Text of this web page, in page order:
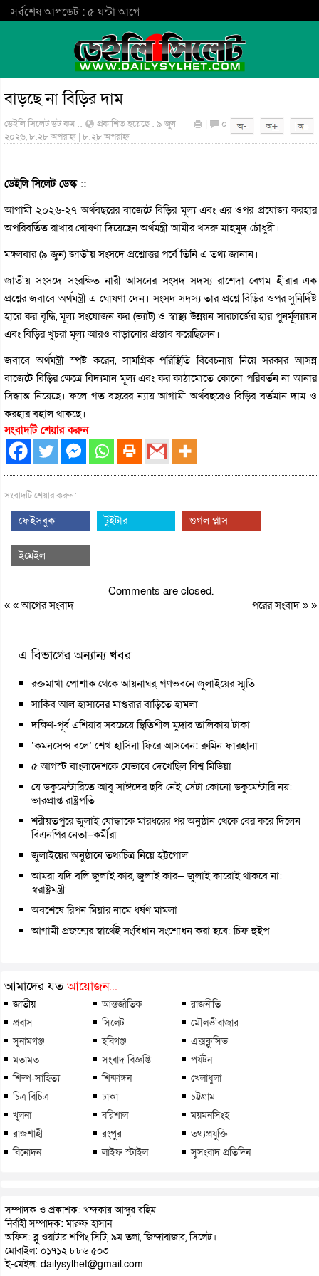
সর্বশেষ আপডেট : ৫ ঘন্টা আগে
বাড়ছে না বিড়ির দাম
ডেইলি সিলেট ডট কম ::
প্রকাশিত হয়েছে : ৯ জুন
২০২৬, ৮:২৮ অপরাহ্ন | ৮:২৮ অপরাহ্ন
| ০
ডেইলি সিলেট ডেস্ক ::
আগামী ২০২৬-২৭ অর্থবছরের বাজেটে বিড়ির মূল্য এবং এর ওপর প্রযোজ্য করহার
অপরিবর্তিত রাখার ঘোষণা দিয়েছেন অর্থমন্ত্রী আমীর খসরু মাহমুদ চৌধুরী।
মঙ্গলবার (৯ জুন) জাতীয় সংসদে প্রশ্নোত্তর পর্বে তিনি এ তথ্য জানান।
জাতীয় সংসদে সংরক্ষিত নারী আসনের সংসদ সদস্য রাশেদা বেগম হীরার এক
প্রশ্নের জবাবে অর্থমন্ত্রী এ ঘোষণা দেন। সংসদ সদস্য তার প্রশ্নে বিড়ির ওপর সুনির্দিষ্ট
হারে কর বৃদ্ধি, মূল্য সংযোজন কর (ভ্যাট) ও স্বাস্থ্য উন্নয়ন সারচার্জের হার পুনর্মূল্যায়ন
এবং বিড়ির খুচরা মূল্য আরও বাড়ানোর প্রস্তাব করেছিলেন।
জবাবে অর্থমন্ত্রী স্পষ্ট করেন, সামগ্রিক পরিস্থিতি বিবেচনায় নিয়ে সরকার আসন্ন
বাজেটে বিড়ির ক্ষেত্রে বিদ্যমান মূল্য এবং কর কাঠামোতে কোনো পরিবর্তন না আনার
সিদ্ধান্ত নিয়েছে। ফলে গত বছরের ন্যায় আগামী অর্থবছরেও বিড়ির বর্তমান দাম ও
করহার বহাল থাকছে।
সংবাদটি শেয়ার করুন
সংবাদটি শেয়ার করুন:
ফেইসবুক টুইটার গুগল প্লাস
ইমেইল
Comments are closed.
« «আগের সংবাদ পরের সংবাদ» »
এ বিভাগের অন্যান্য খবর
রক্তমাখা পোশাক থেকে আয়নাঘর, গণভবনে জুলাইয়ের স্মৃতি
সাকিব আল হাসানের মাগুরার বাড়িতে হামলা
দক্ষিণ-পূর্ব এশিয়ার সবচেয়ে স্থিতিশীল মুদ্রার তালিকায় টাকা
‘কমনসেন্স বলে’ শেখ হাসিনা ফিরে আসবেন: রুমিন ফারহানা
৫ আগস্ট বাংলাদেশকে যেভাবে দেখেছিল বিশ্ব মিডিয়া
যে ডকুমেন্টারিতে আবু সাঈদের ছবি নেই, সেটা কোনো ডকুমেন্টারি নয়:
ভারপ্রাপ্ত রাষ্ট্রপতি
শরীয়তপুরে জুলাই যোদ্ধাকে মারধরের পর অনুষ্ঠান থেকে বের করে দিলেন
বিএনপির নেতা–কর্মীরা
জুলাইয়ের অনুষ্ঠানে তথ্যচিত্র নিয়ে হট্টগোল
আমরা যদি বলি জুলাই কার, জুলাই কার— জুলাই কারোই থাকবে না:
স্বরাষ্ট্রমন্ত্রী
অবশেষে রিপন মিয়ার নামে ধর্ষণ মামলা
আগামী প্রজন্মের স্বার্থেই সংবিধান সংশোধন করা হবে: চিফ হুইপ
আমাদের যতআয়োজন...
জাতীয় আন্তর্জাতিক
রাজনীতি
প্রবাস
সিলেট
মৌলভীবাজার
সুনামগঞ্জ
হবিগঞ্জ
এক্সক্লুসিভ
মতামত
সংবাদ বিজ্ঞপ্তি
পর্যটন
শিল্প-সাহিত্য
শিক্ষাঙ্গন
খেলাধুলা
চিত্র বিচিত্র
ঢাকা
চট্টগ্রাম
খুলনা
বরিশাল
ময়মনসিংহ
রাজশাহী
রংপুর
তথ্যপ্রযুক্তি
বিনোদন
লাইফ স্টাইল সুসংবাদ প্রতিদিন
সম্পাদক ও প্রকাশক: খন্দকার আব্দুর রহিম
নির্বাহী সম্পাদক: মারুফ হাসান
অফিস: ব্লু ওয়াটার শপিং সিটি, ৯ম তলা, জিন্দাবাজার, সিলেট।
মোবাইল: ০১৭১২ ৮৮৬ ৫০৩
ই-মেইল: dailysylhet@gmail.com